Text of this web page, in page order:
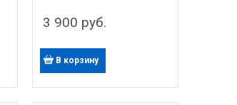
3 900 руб.
В корзину